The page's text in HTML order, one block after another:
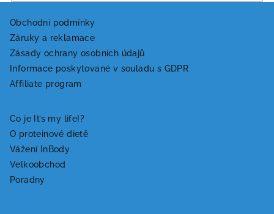
Obchodní podmínky
Záruky a reklamace
Zásady ochrany osobních údajů
Informace poskytované v souladu s GDPR
Affiliate program
Co je It’s my life!?
O proteinové dietě
Vážení InBody
Velkoobchod
Poradny